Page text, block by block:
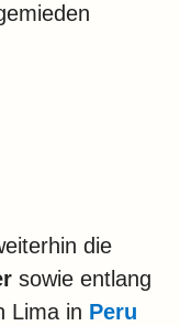
die
sowie entlang
Lima in Peru